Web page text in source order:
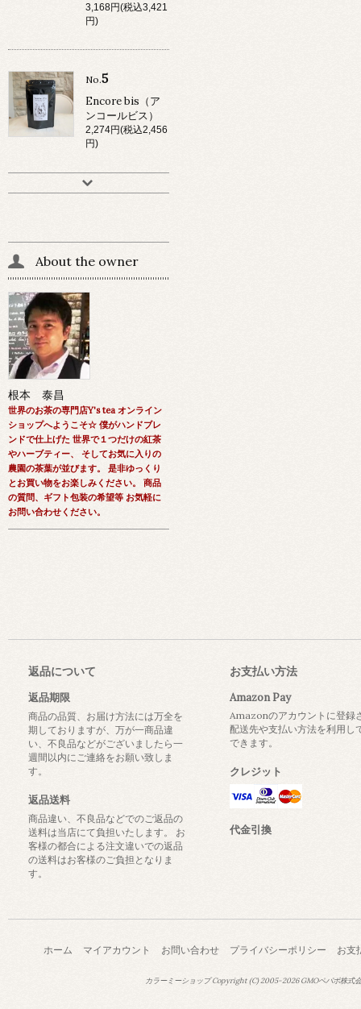
3,168円(税込3,421
円)
No.5
Encore bis（ア
ンコールビス）
2,274円(税込2,456
円)
About the owner
根本 泰昌
世界のお茶の専門店Y's tea オンライン
ショップへようこそ☆ 僕がハンドブレ
ンドで仕上げた 世界で１つだけの紅茶
やハーブティー、 そしてお気に入りの
農園の茶葉が並びます。 是非ゆっくり
とお買い物をお楽しみください。 商品
の質問、ギフト包装の希望等 お気軽に
お問い合わせください。
返品について
返品期限
商品の品質、お届け方法には万全を
期しておりますが、万が一商品違
い、不良品などがございましたら一
週間以内にご連絡をお願い致しま
す。
返品送料
商品違い、不良品などでのご返品の
送料は当店にて負担いたします。 お
客様の都合による注文違いでの返品
の送料はお客様のご負担となりま
す。
お支払い方法
Amazon Pay
Amazonのアカウントに登録
配送先や支払い方法を利用し
できます。
クレジット
代金引換
ホーム マイアカウント お問い合わせ プライバシーポリシー お支
カラーミーショップCopyright (C) 2005-2026GMOペパボ株式